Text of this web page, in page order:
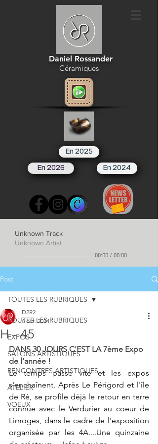
Daniel Rossander
Céramiques
En 2025
En 2026 En 2024
Unknown Track
Unknown Artist
00:00/ 00:00
Post
TOUTES LES RUBRIQUES
EXPOS
SALONS ARTISTIQUES
RENCONTRES ARTISTIQUES
ATELIER
VOEUX
TOUTES LES RUBRIQUES
H - 45
D2R2
6 oct. 2024
DANS 30 JOURS C'EST LA 7ème Expo
de l'année !
Le temps passe vite et les expos
s'enchaînent. Après Le Périgord et l'île
de Ré, se profile déjà le retour en terre
connue avec le Verdurier au coeur de
Limoges, dans le cadre de l'exposition
organisée par les 4A....Une quinzaine